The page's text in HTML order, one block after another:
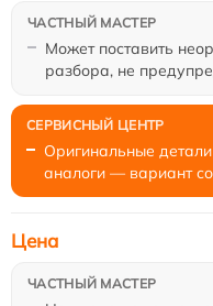
Может поставить
разбора, не
Оригинальные
аналоги — вариант
Цена